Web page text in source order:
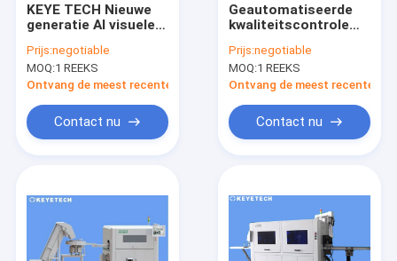
KEYE TECH Nieuwe
generatie AI visuele
met ingebedde
computer
Prijs:negotiable
MOQ:1 REEKS
Ontvang de meest recente Prijs
Contact nu
Geautomatiseerde
kwaliteitscontrole
etiketten
verpakkingen AI
visuele inspectie
Prijs:negotiable
MOQ:1 REEKS
Ontvang de meest recente
Contact nu